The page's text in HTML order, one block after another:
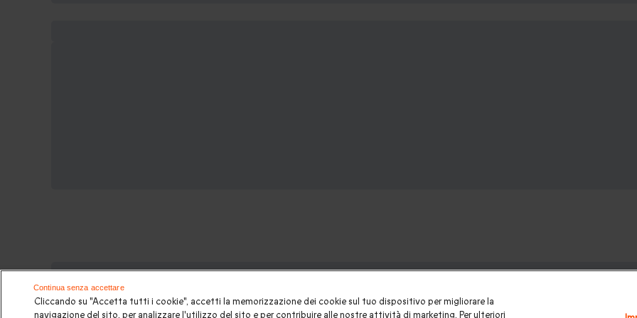
Potrebbero piacerti anche questi cofanetti regalo:
Idee regalo originali|Regali di compleanno|Regali per la coppia|Soggiorni insoliti |Idee regalo donna Regali per
Cliccando su "Accetta tutti i cookie", accetti la memorizzazione dei cookie sul tuo dispositivo per migliorare la
navigazione del sito, per analizzare l'utilizzo del sito e per contribuire alle nostre attività di marketing. Per ulteriori
Continua senza accettare